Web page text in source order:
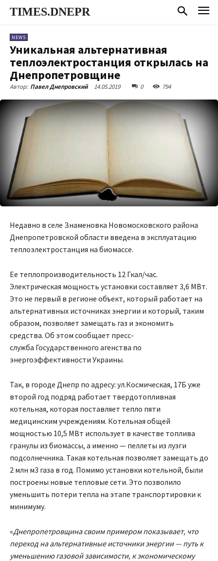
TIMES.DNEPR
NEWS
Уникальная альтернативная
теплоэлектростанция открылась на
Днепропетровщине
Автор: Павел Днепровский 14.05.2019 0 794
Недавно в селе Знаменовка Новомосковского района
Днепропетровской области введена в эксплуатацию
теплоэлектростанция ​​на биомассе.
Ее теплопроизводительность 12 Гкал/час.
Электрическая мощность установки составляет 3,6 МВт.
Это не первый в регионе объект, который работает на
альтернативных источниках энергии и который, таким
образом, позволяет замещать газ и экономить
средства. Об этом сообщает пресс-
служба Государственного агенства по
энергоэффективности Украины.
Так, в городе Днепр по адресу: ул.Космическая, 17Б уже
второй год подряд работает твердотопливная
котельная, которая поставляет тепло пяти
медицинским учреждениям. Котельная общей
мощностью 10,5 МВт использует в качестве топлива
гранулы из биомассы, а именно — пеллеты из лузги
подсолнечника. Такая котельная позволяет замещать до
2 млн м3 газа в год. Помимо установки котельной, были
построены новые тепловые сети. Это позволило
уменьшить потери тепла на этапе транспортировки к
минимуму.
«Днепропетровщина своим примером показывает, что
переход на альтернативные источники энергии — путь к
уменьшению газовой зависимости, к экономическому